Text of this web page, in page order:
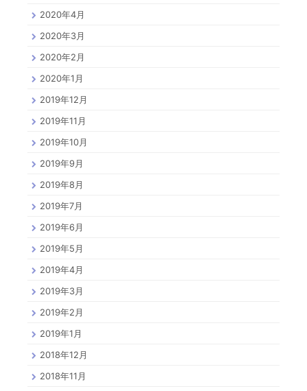
2020年4月
2020年3月
2020年2月
2020年1月
2019年12月
2019年11月
2019年10月
2019年9月
2019年8月
2019年7月
2019年6月
2019年5月
2019年4月
2019年3月
2019年2月
2019年1月
2018年12月
2018年11月